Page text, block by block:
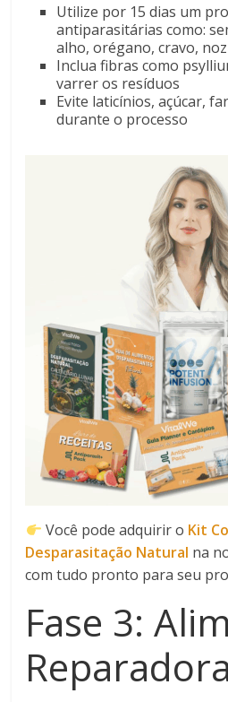
Utilize por 15 dias um
antiparasitárias como:
alho, orégano, cravo,
Inclua fibras como
varrer os resíduos
Evite laticínios, açúcar,
durante o processo
Você pode adquirir o Kit
Desparasitação Natural na
com tudo pronto para seu
Fase 3:
Reparadora